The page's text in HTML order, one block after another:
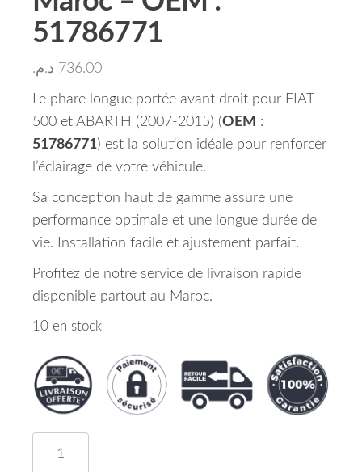
51786771
736.00 د.م.
Le phare longue portée avant droit pour FIAT
500 et ABARTH (2007-2015) (OEM :
51786771) est la solution idéale pour renforcer
l’éclairage de votre véhicule.
Sa conception haut de gamme assure une
performance optimale et une longue durée de
vie. Installation facile et ajustement parfait.
Profitez de notre service de livraison rapide
disponible partout au Maroc.
10 en stock